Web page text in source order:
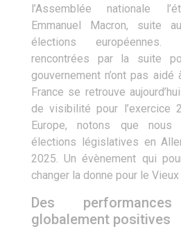
l’Assemblée nationale
Emmanuel Macron, suite
élections
rencontrées par la suite
gouvernement n’ont pas
France se retrouve
de visibilité pour l’exercice
Europe, notons que nous
élections législatives en
2025. Un évènement qui
changer la donne pour le Vieux
Des
globalement positives